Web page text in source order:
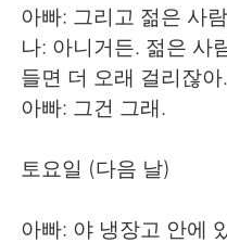
日本語 한
Русский ไทย
Indonesia
Türkçe
Português
아빠: 그리고 젊은 사
나: 아니거든. 젊은 사
들면 더 오래 걸리잖아.
아빠: 그건 그래.
토요일 (다음 날)
아빠: 야 냉장고 안에